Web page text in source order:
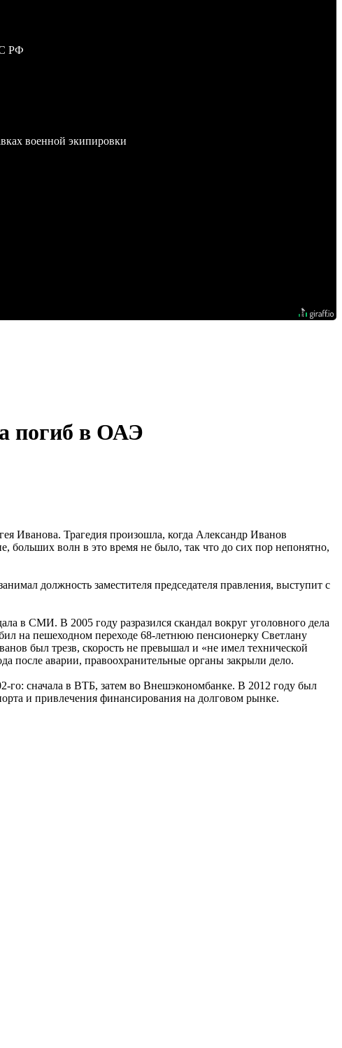
РФ
военной экипировки
погиб в ОАЭ
Иванова. Трагедия произошла, когда Александр Иванов
больших волн в это время не было, так что до сих пор непонятно,
должность заместителя председателя правления, выступит с
в СМИ. В 2005 году разразился скандал вокруг уголовного дела
на пешеходном переходе 68-летнюю пенсионерку Светлану
был трезв, скорость не превышал и «не имел технической
после аварии, правоохранительные органы закрыли дело.
го: сначала в ВТБ, затем во Внешэкономбанке. В 2012 году был
и привлечения финансирования на долговом рынке.